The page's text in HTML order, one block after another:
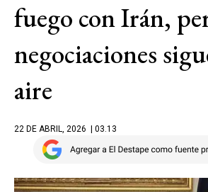
fuego con Irán,
negociaciones
aire
22 DE ABRIL, 2026 | 03.13